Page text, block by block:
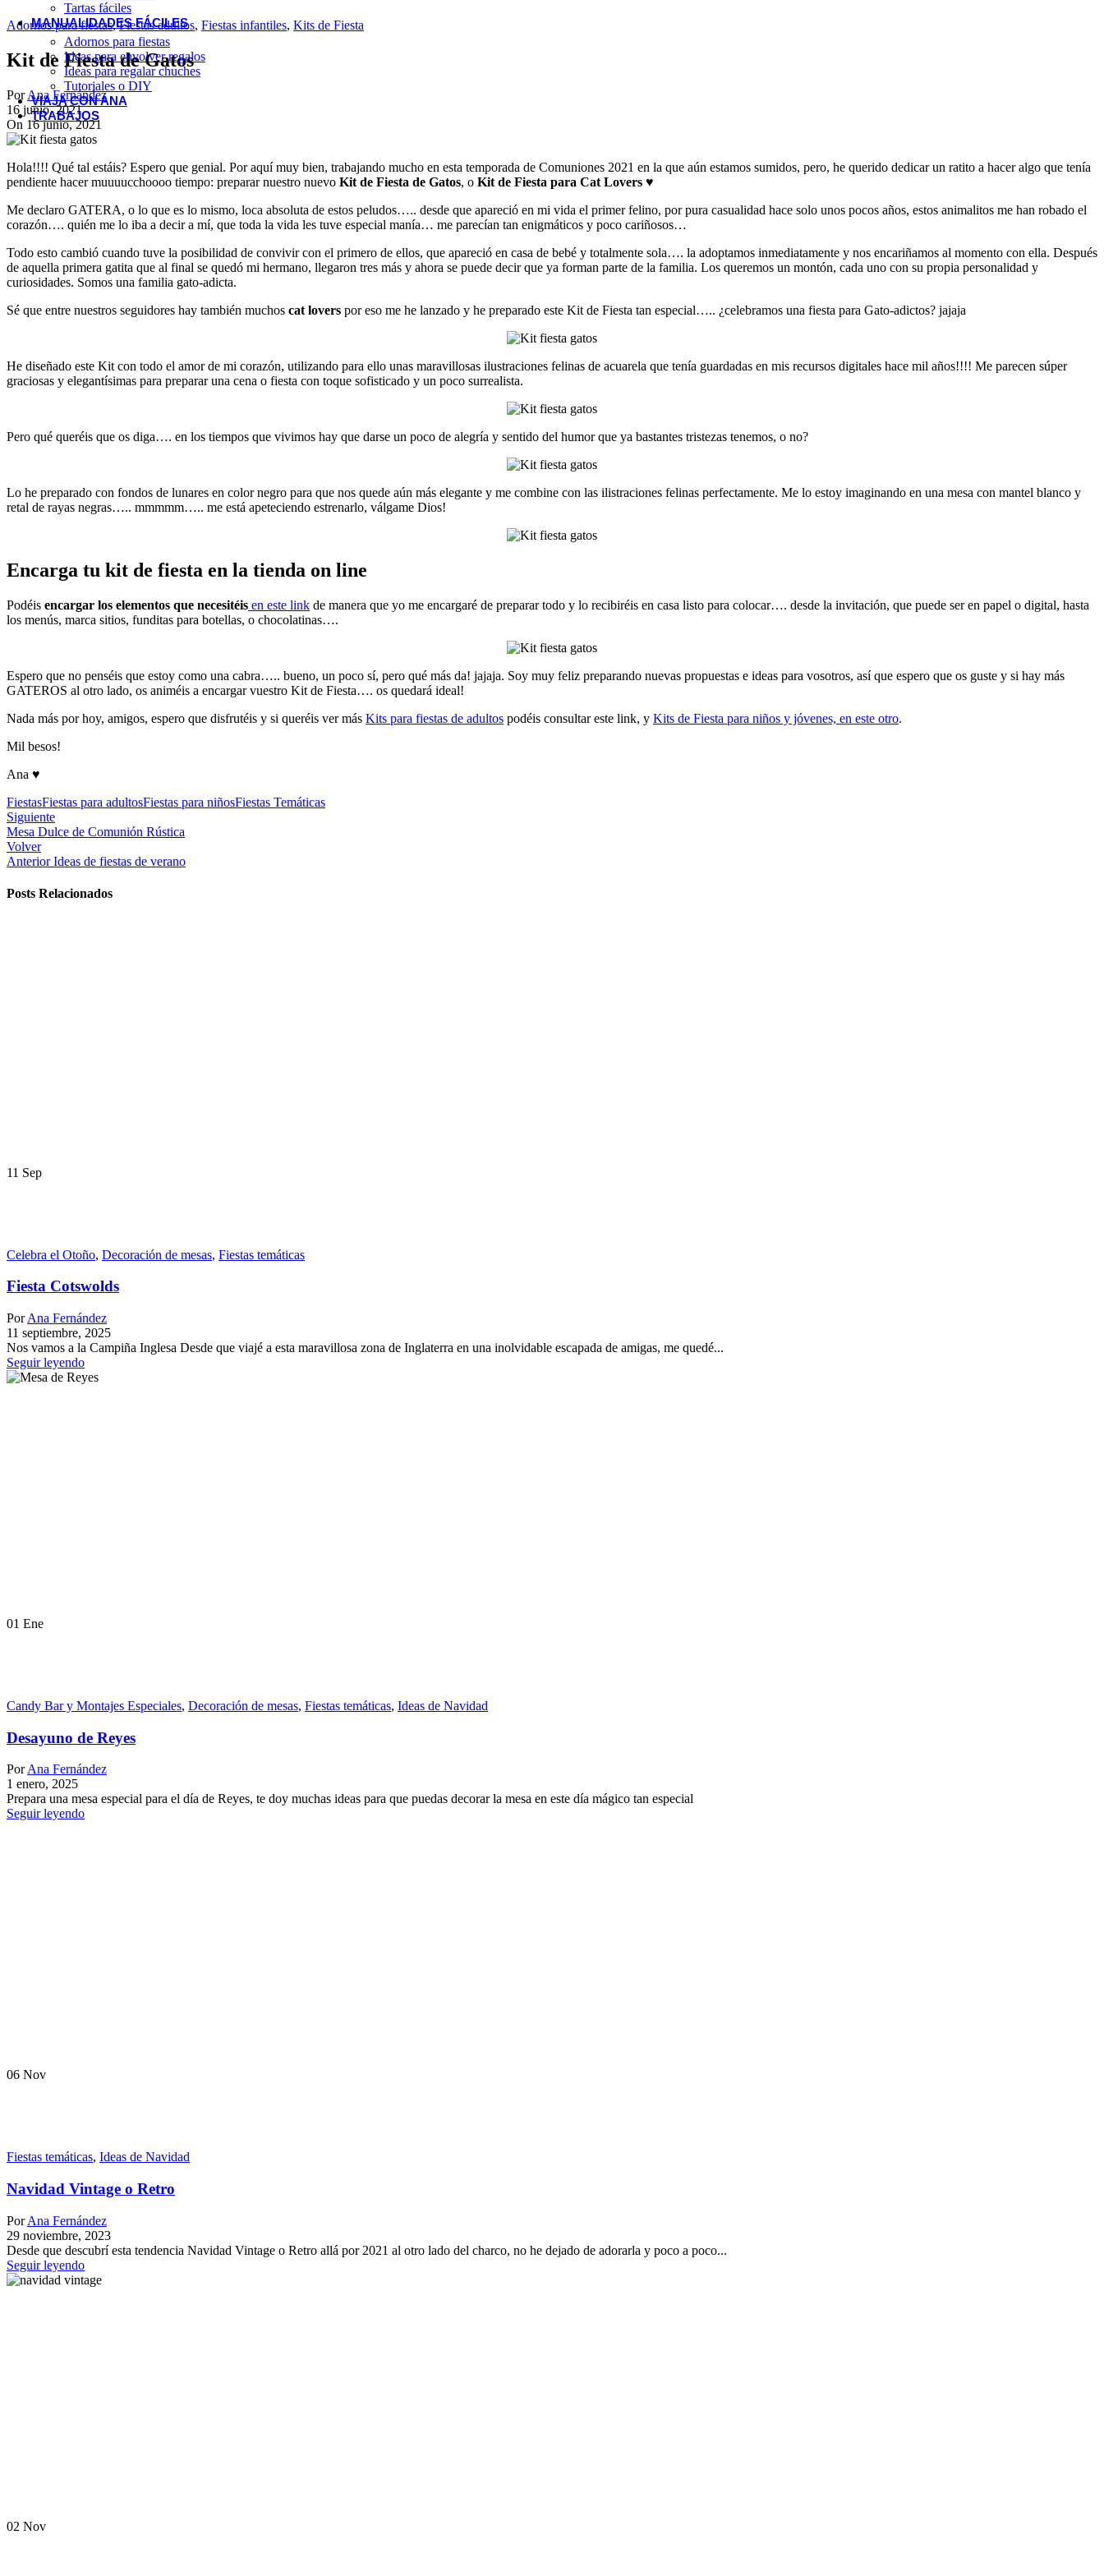
Tartas fáciles
MANUALIDADES FÁCILES
Adornos para fiestas
Ideas para envolver regalos
Ideas para regalar chuches
Tutoriales o DIY
VIAJA CON ANA
TRABAJOS
Adornos para fiestas,Fiestas adultos, Fiestas infantiles, Kits de Fiesta
Kit de Fiesta de Gatos
Por Ana Fernández
16 junio, 2021
On 16 junio, 2021
Hola!!!! Qué tal estáis? Espero que genial. Por aquí muy bien, trabajando mucho en esta temporada de Comuniones 2021 en la que aún estamos sumidos, pero, he querido dedicar un ratito a hacer algo que tenía
pendiente hacer muuuucchoooo tiempo: preparar nuestro nuevo Kit de Fiesta de Gatos, o Kit de Fiesta para Cat Lovers ♥
Me declaro GATERA, o lo que es lo mismo, loca absoluta de estos peludos….. desde que apareció en mi vida el primer felino, por pura casualidad hace solo unos pocos años, estos animalitos me han robado el
corazón…. quién me lo iba a decir a mí, que toda la vida les tuve especial manía… me parecían tan enigmáticos y poco cariñosos…
Todo esto cambió cuando tuve la posibilidad de convivir con el primero de ellos, que apareció en casa de bebé y totalmente sola…. la adoptamos inmediatamente y nos encariñamos al momento con ella. Después
de aquella primera gatita que al final se quedó mi hermano, llegaron tres más y ahora se puede decir que ya forman parte de la familia. Los queremos un montón, cada uno con su propia personalidad y
curiosidades. Somos una familia gato-adicta.
Sé que entre nuestros seguidores hay también muchos cat lovers por eso me he lanzado y he preparado este Kit de Fiesta tan especial….. ¿celebramos una fiesta para Gato-adictos? jajaja
He diseñado este Kit con todo el amor de mi corazón, utilizando para ello unas maravillosas ilustraciones felinas de acuarela que tenía guardadas en mis recursos digitales hace mil años!!!! Me parecen súper
graciosas y elegantísimas para preparar una cena o fiesta con toque sofisticado y un poco surrealista.
Pero qué queréis que os diga…. en los tiempos que vivimos hay que darse un poco de alegría y sentido del humor que ya bastantes tristezas tenemos, o no?
Lo he preparado con fondos de lunares en color negro para que nos quede aún más elegante y me combine con las ilistraciones felinas perfectamente. Me lo estoy imaginando en una mesa con mantel blanco y
retal de rayas negras….. mmmmm….. me está apeteciendo estrenarlo, válgame Dios!
Encarga tu kit de fiesta en la tienda on line
Podéis encargar los elementos que necesitéis en este link de manera que yo me encargaré de preparar todo y lo recibiréis en casa listo para colocar…. desde la invitación, que puede ser en papel o digital, hasta
los menús, marca sitios, funditas para botellas, o chocolatinas….
Espero que no penséis que estoy como una cabra….. bueno, un poco sí, pero qué más da! jajaja. Soy muy feliz preparando nuevas propuestas e ideas para vosotros, así que espero que os guste y si hay más
GATEROS al otro lado, os animéis a encargar vuestro Kit de Fiesta…. os quedará ideal!
Nada más por hoy, amigos, espero que disfrutéis y si queréis ver más Kits para fiestas de adultos podéis consultar este link, y Kits de Fiesta para niños y jóvenes, en este otro.
Mil besos!
Ana ♥
FiestasFiestas para adultosFiestas para niñosFiestas Temáticas
Siguiente
Mesa Dulce de Comunión Rústica
Volver
Anterior Ideas de fiestas de verano
Posts Relacionados
11 Sep
Celebra el Otoño, Decoración de mesas, Fiestas temáticas
Fiesta Cotswolds
Por Ana Fernández
11 septiembre, 2025
Nos vamos a la Campiña Inglesa Desde que viajé a esta maravillosa zona de Inglaterra en una inolvidable escapada de amigas, me quedé...
Seguir leyendo
01 Ene
Candy Bar y Montajes Especiales, Decoración de mesas, Fiestas temáticas, Ideas de Navidad
Desayuno de Reyes
PorAna Fernández
1 enero, 2025
Prepara una mesa especial para el día de Reyes, te doy muchas ideas para que puedas decorar la mesa en este día mágico tan especial
Seguir leyendo
06 Nov
Fiestas temáticas, Ideas de Navidad
Navidad Vintage o Retro
Por Ana Fernández
29 noviembre, 2023
Desde que descubrí esta tendencia Navidad Vintage o Retro allá por 2021 al otro lado del charco, no he dejado de adorarla y poco a poco...
Seguir leyendo
02 Nov